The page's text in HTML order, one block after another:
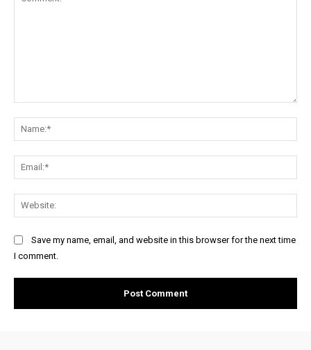
Save my name, email, and website in this browser for the next time
I comment.